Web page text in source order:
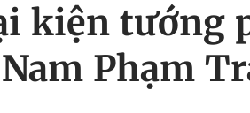
kiện tướng
Phạm